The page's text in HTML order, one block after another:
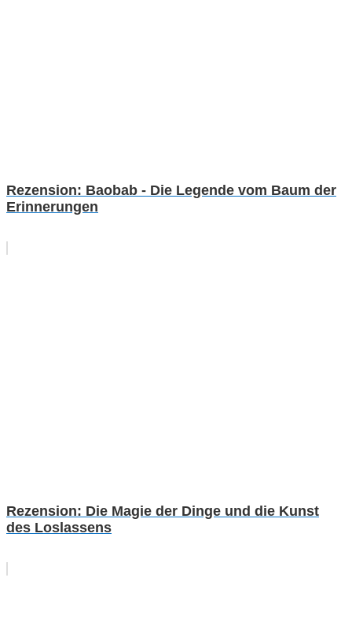
Rezension: Baobab - Die Legende vom Baum der
Erinnerungen
Rezension: Die Magie der Dinge und die Kunst
des Loslassens